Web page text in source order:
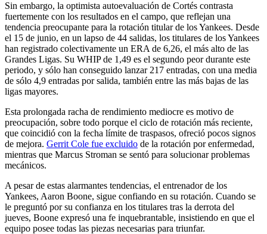
Sin embargo, la optimista autoevaluación de Cortés contrasta
fuertemente con los resultados en el campo, que reflejan una
tendencia preocupante para la rotación titular de los Yankees. Desde
el 15 de junio, en un lapso de 44 salidas, los titulares de los Yankees
han registrado colectivamente un ERA de 6,26, el más alto de las
Grandes Ligas. Su WHIP de 1,49 es el segundo peor durante este
periodo, y sólo han conseguido lanzar 217 entradas, con una media
de sólo 4,9 entradas por salida, también entre las más bajas de las
ligas mayores.
Esta prolongada racha de rendimiento mediocre es motivo de
preocupación, sobre todo porque el ciclo de rotación más reciente,
que coincidió con la fecha límite de traspasos, ofreció pocos signos
de mejora. Gerrit Cole fue excluido de la rotación por enfermedad,
mientras que Marcus Stroman se sentó para solucionar problemas
mecánicos.
A pesar de estas alarmantes tendencias, el entrenador de los
Yankees, Aaron Boone, sigue confiando en su rotación. Cuando se
le preguntó por su confianza en los titulares tras la derrota del
jueves, Boone expresó una fe inquebrantable, insistiendo en que el
equipo posee todas las piezas necesarias para triunfar.